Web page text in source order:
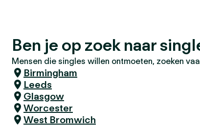
Ben je op zoek naar
Mensen die singles willen ontmoeten, zoeken
Birmingham
Leeds
Glasgow
Worcester
West Bromwich